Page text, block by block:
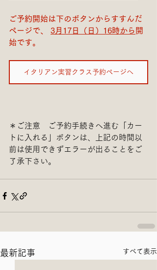
ご予約開始は下のボタンからすすんだ
ページで、 3月17日（日）16時から 開
始です。
イタリアン実習クラス予約ページへ
＊ご注意　ご予約手続きへ進む「カー
トに入れる」ボタンは、上記の時間以
前は使用できずエラーが出ることをご
了承下さい。
最新記事 すべて表示